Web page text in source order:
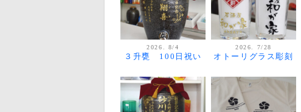
2026. 8/4
３升甕 100日祝い
2026. 7/28
オトーリグラス彫刻